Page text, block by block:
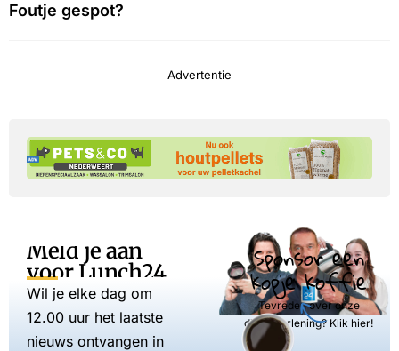
Foutje gespot?
Advertentie
Meld je aan
voor Lunch24
Wil je elke dag om
12.00 uur het laatste
nieuws ontvangen in
Sponsor een
kopje koffie
Tevreden over onze
dienstverlening? Klik hier!